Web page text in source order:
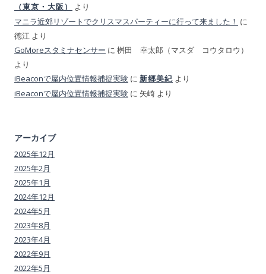
（東京・大阪）
より
マニラ近郊リゾートでクリスマスパーティーに行って来ました！ に
徳江 より
GoMoreスタミナセンサー に 桝田 幸太郎（マスダ コウタロウ）
より
iBeaconで屋内位置情報捕捉実験 に 新郷美紀 より
iBeaconで屋内位置情報捕捉実験 に 矢崎 より
アーカイブ
2025年12月
2025年2月
2025年1月
2024年12月
2024年5月
2023年8月
2023年4月
2022年9月
2022年5月